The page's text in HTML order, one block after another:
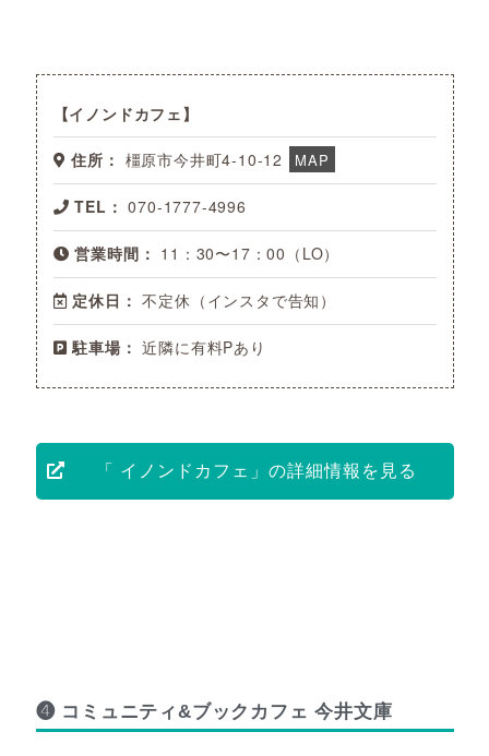
イノンドカフェ
住所： 橿原市今井町4-10-12 MAP
TEL： 070-1777-4996
営業時間： 11：30〜17：00（LO）
定休日： 不定休（インスタで告知）
駐車場： 近隣に有料Pあり
「 イノンドカフェ」の詳細情報を見る
❹ コミュニティ&ブックカフェ 今井文庫